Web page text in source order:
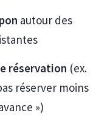
autour des
réservation (ex.
réserver moins
»)